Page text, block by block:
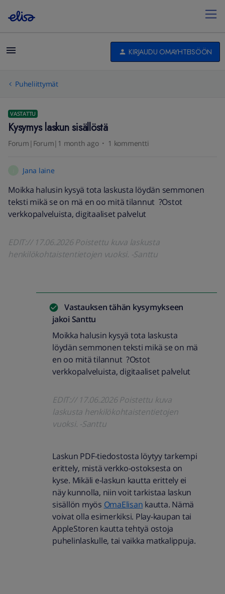
KIRJAUDU OMAYHTEISÖÖN
Puheliittymät
VASTATTU
Kysymys laskun sisällöstä
Forum|Forum|1 month ago 1 kommentti
Jana laine
Moikka halusin kysyä tota laskusta löydän semmonen
teksti mikä se on mä en oo mitä tilannut ?Ostot
verkkopalveluista, digitaaliset palvelut
EDIT:// 17.06.2026 Poistettu kuva laskusta
henkilökohtaistentietojen vuoksi. -Santtu
Vastauksen tähän kysymykseen
jakoi Santtu
Moikka halusin kysyä tota laskusta
löydän semmonen teksti mikä se on mä
en oo mitä tilannut ?Ostot
verkkopalveluista, digitaaliset palvelut
EDIT:// 17.06.2026 Poistettu kuva
laskusta henkilökohtaistentietojen
vuoksi. -Santtu
Laskun PDF-tiedostosta löytyy tarkempi
erittely, mistä verkko-ostoksesta on
kyse. Mikäli e-laskun kautta erittely ei
näy kunnolla, niin voit tarkistaa laskun
sisällön myös OmaElisan kautta. Nämä
voivat olla esimerkiksi. Play-kaupan tai
AppleStoren kautta tehtyä ostoja
puhelinlaskulle, tai vaikka matkalippuja.